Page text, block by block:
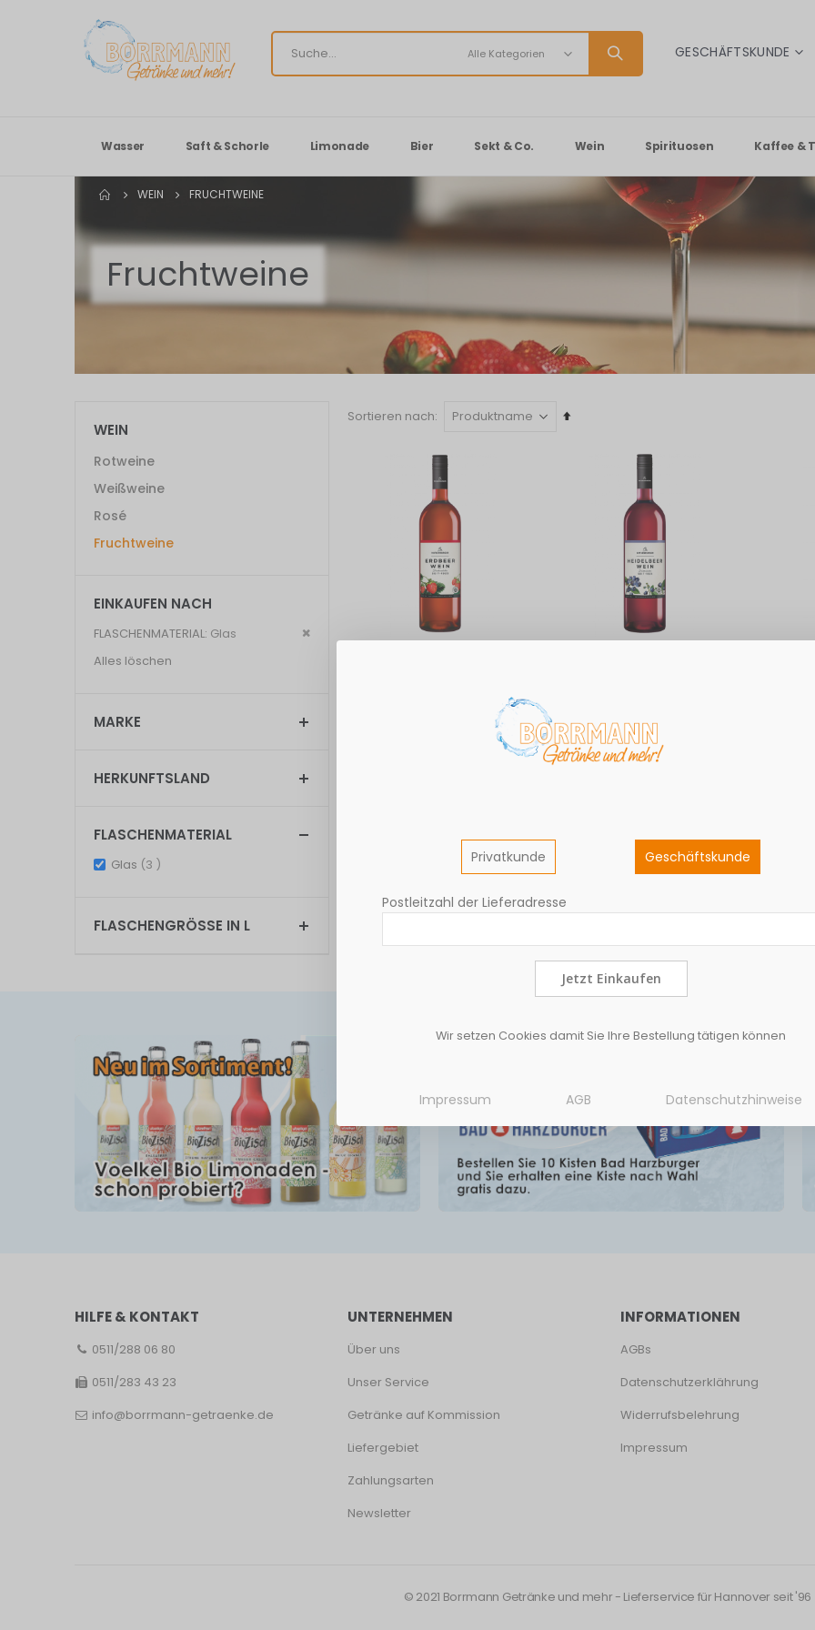
SPRACHE
GESCHÄFTSKUNDE
Wasser Saft & Schorle Limonade Bier Sekt & Co. Wein Spirituosen Kaffee &
WEIN FRUCHTWEINE
Fruchtweine
Sortieren nach
In
Reihenfolge
Grundpreis: 4,99€ / Liter
Exkl. 19% Steuern
WEIN
Rotweine
Weißweine
Rosé
Fruchtweine
EINKAUFEN NACH
FLASCHENMATERIAL Glas
Dies
Alles löschen
MARKE
HERKUNFTSLAND
FLASCHENMATERIAL
Glas 3 items
FLASCHENGRÖSSE IN L
HILFE & KONTAKT
0511/288 06 80
0511/283 43 23
info@borrmann-getraenke.de
UNTERNEHMEN
Über uns
Unser Service
Getränke auf Kommission
Liefergebiet
Zahlungsarten
Newsletter
INFORMATIONEN
AGBs
Datenschutzerklährung
Widerrufsbelehrung
Impressum
© 2021 Borrmann Getränke und mehr - Lieferservice für Hannover seit '96
Privatkunde Geschäftskunde
Postleitzahl der Lieferadresse
Jetzt Einkaufen
Wir setzen Cookies damit Sie Ihre Bestellung tätigen können
Impressum AGB Datenschutzhinweise